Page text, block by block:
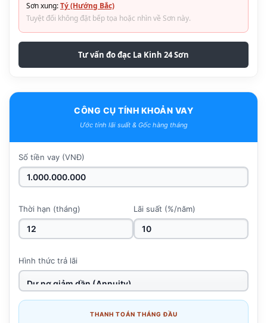
Sơn xung:Tý (Hướng Bắc)
Tuyệt đối không đặt bếp tọa hoặc nhìn về Sơn này.
Tư vấn đo đạc La Kinh 24 Sơn
CÔNG CỤ TÍNH KHOẢN VAY
Ước tính lãi suất & Gốc hàng tháng
Số tiền vay (VNĐ)
Thời hạn (tháng) Lãi suất (%/năm)
Hình thức trả lãi
THANH TOÁN THÁNG ĐẦU